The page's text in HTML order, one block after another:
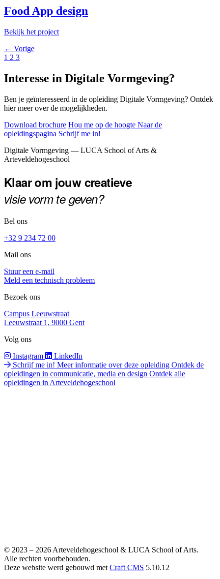
Food App design
Bekijk het project
← Vorige
1 2 3
Interesse in Digitale Vormgeving?
Ben je geïnteresseerd in de opleiding Digitale Vormgeving? Ontdek
hier meer over de mogelijkheden.
Download brochure Hou me op de hoogte Naar de
opleidingspagina Schrijf me in!
Footer
Digitale Vormgeving — LUCA School of Arts &
Arteveldehogeschool
Klaar om jouw creatieve
visie vorm te geven?
Bel ons
+32 9 234 72 00
Mail ons
Stuur een e-mail
Meld een technisch probleem
Bezoek ons
Campus Leeuwstraat
Leeuwstraat 1, 9000 Gent
Volg ons
Instagram
LinkedIn
Schrijf me in! Meer informatie over deze opleiding Ontdek de
opleidingen in communicatie, media en design Ontdek alle
opleidingen in Arteveldehogeschool
© 2023 – 2026 Arteveldehogeschool & LUCA School of Arts.
Alle rechten voorbehouden.
Deze website werd gebouwd met Craft CMS 5.10.12